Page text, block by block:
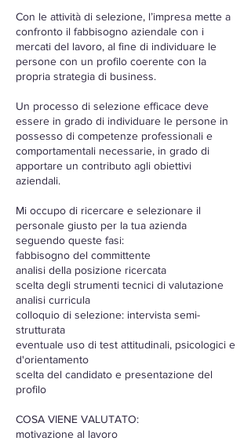
Con le attività di selezione, l’impresa mette a
confronto il fabbisogno aziendale con i
mercati del lavoro, al fine di individuare le
persone con un profilo coerente con la
propria strategia di business.
Un processo di selezione efficace deve
essere in grado di individuare le persone in
possesso di competenze professionali e
comportamentali necessarie, in grado di
apportare un contributo agli obiettivi
aziendali.
Mi occupo di ricercare e selezionare il
personale giusto per la tua azienda
seguendo queste fasi:
fabbisogno del committente
analisi della posizione ricercata
scelta degli strumenti tecnici di valutazione
analisi curricula
colloquio di selezione: intervista semi-
strutturata
eventuale uso di test attitudinali, psicologici e
d'orientamento
scelta del candidato e presentazione del
profilo
COSA VIENE VALUTATO:
motivazione al lavoro